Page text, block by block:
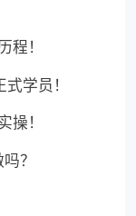
程！
学员！
操！
？